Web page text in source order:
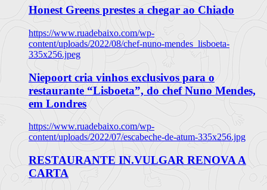
Honest Greens prestes a chegar ao Chiado
https://www.ruadebaixo.com/wp-
content/uploads/2022/08/chef-nuno-mendes_lisboeta-
335x256.jpeg
Niepoort cria vinhos exclusivos para o
restaurante “Lisboeta”, do chef Nuno Mendes,
em Londres
https://www.ruadebaixo.com/wp-
content/uploads/2022/07/escabeche-de-atum-335x256.jpg
RESTAURANTE IN.VULGAR RENOVA A
CARTA